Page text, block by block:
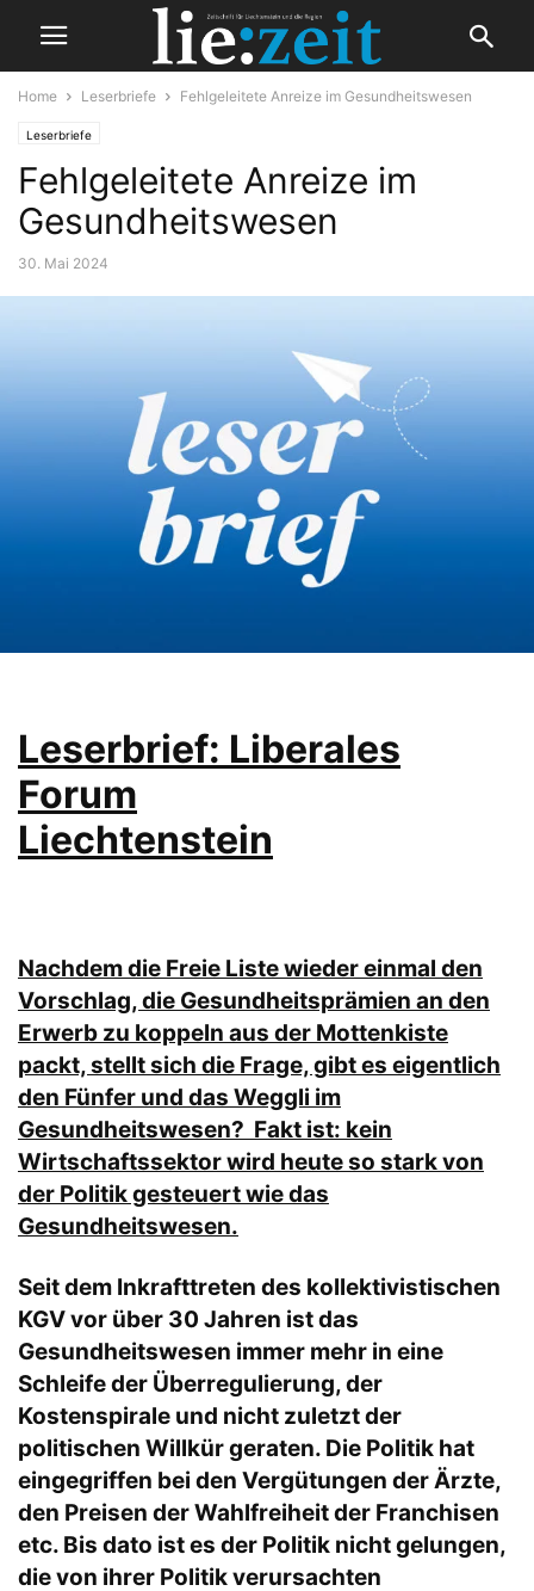
Home Leserbriefe Fehlgeleitete Anreize im Gesundheitswesen
Leserbriefe
Fehlgeleitete Anreize im
Gesundheitswesen
30. Mai 2024
Leserbrief: Liberales
Forum
Liechtenstein
Nachdem die Freie Liste wieder einmal den
Vorschlag, die Gesundheitsprämien an den
Erwerb zu koppeln aus der Mottenkiste
packt, stellt sich die Frage, gibt es eigentlich
den Fünfer und das Weggli im
Gesundheitswesen? Fakt ist: kein
Wirtschaftssektor wird heute so stark von
der Politik gesteuert wie das
Gesundheitswesen.
Seit dem Inkrafttreten des kollektivistischen
KGV vor über 30 Jahren ist das
Gesundheitswesen immer mehr in eine
Schleife der Überregulierung, der
Kostenspirale und nicht zuletzt der
politischen Willkür geraten. Die Politik hat
eingegriffen bei den Vergütungen der Ärzte,
den Preisen der Wahlfreiheit der Franchisen
etc. Bis dato ist es der Politik nicht gelungen,
die von ihrer Politik verursachten